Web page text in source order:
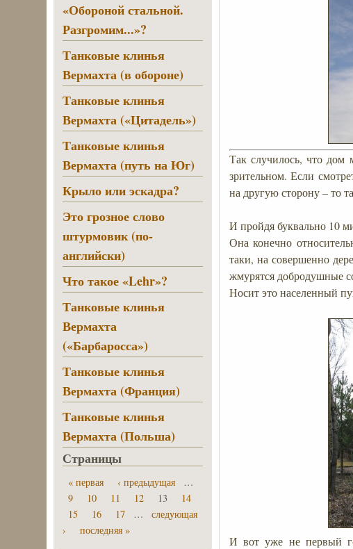
Так случилось, что
зрительном. Если
на другую сторону – то
И пройдя буквально 10
Она конечно
таки, на совершенно
жмурятся добродушные
Носит это населенный
И вот уже не первый
«Обороной стальной.
Разгромим...»?
Танковые клинья
Вермахта (в обороне)
Танковые клинья
Вермахта («Цитадель»)
Танковые клинья
Вермахта (путь на Юг)
Крыло или эскадра?
Это грозное слово
штурмовик (по-
английски)
Что такое «Lehr»?
Танковые клинья
Вермахта
(«Барбаросса»)
Танковые клинья
Вермахта (Франция)
Танковые клинья
Вермахта (Польша)
Страницы
« первая ‹ предыдущая
…
9
10 11 12 13
14
15
16 17 …
следующая
›
последняя »